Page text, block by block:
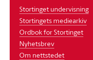
Stortinget undervisning
Stortingets mediearkiv
Ordbok for Stortinget
Nyhetsbrev
Om nettstedet